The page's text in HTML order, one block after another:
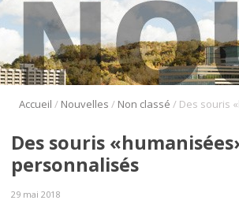
Accueil / Nouvelles / Non classé /
Des souris
personnalisés
29 mai 2018